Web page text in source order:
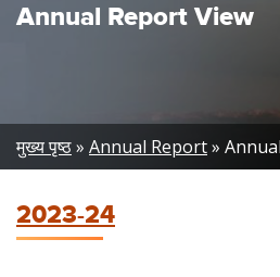
Annual Report View
Breadcrumb
मुख्य पृष्ठ Annual Report
2023-24